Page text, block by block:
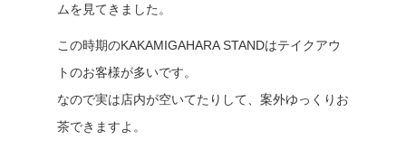
ムを見てきました。
この時期のKAKAMIGAHARA STANDはテイクアウ
トのお客様が多いです。
なので実は店内が空いてたりして、案外ゆっくりお
茶できますよ。